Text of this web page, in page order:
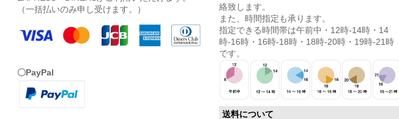
（一括払いのみ申し受けます。）
〇PayPal
絡致します。
また、時間指定も承ります。
指定できる時間帯は午前中・12時-14時・14
時-16時・16時-18時・18時-20時・19時-21時
です。
送料について